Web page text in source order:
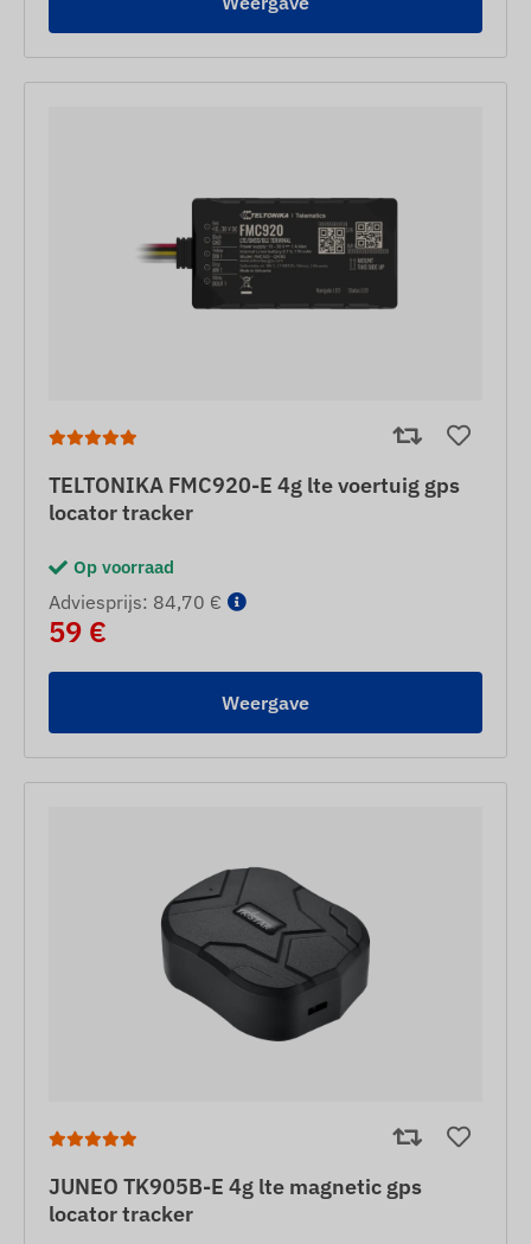
TELTONIKA FMC920-E 4g lte voertuig gps
locator tracker
Op voorraad
Adviesprijs: 84,70 €
59 €
Weergave
JUNEO TK905B-E 4g lte magnetic gps
locator tracker